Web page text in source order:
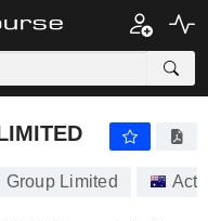
Limited